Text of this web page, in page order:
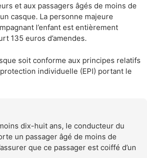
et aux passagers âgés de moins de
casque. La personne majeure
l’enfant est entièrement
135 euros d’amendes.
soit conforme aux principes relatifs
individuelle (EPI) portant le
moins dix-huit ans, le conducteur du
un passager âgé de moins de
que ce passager est coiffé d’un